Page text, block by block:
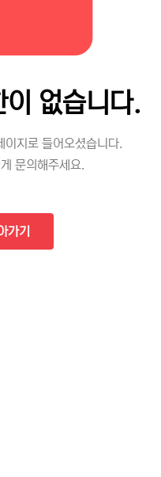
없습니다.
이지로 들어오셨습니다.
문의해주세요.
가기